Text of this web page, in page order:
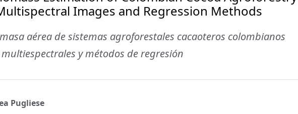
Images and Regression Methods
aérea de sistemas agroforestales cacaoteros colombianos
y métodos de regresión
Pugliese